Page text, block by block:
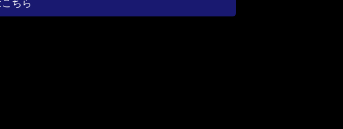
ちら